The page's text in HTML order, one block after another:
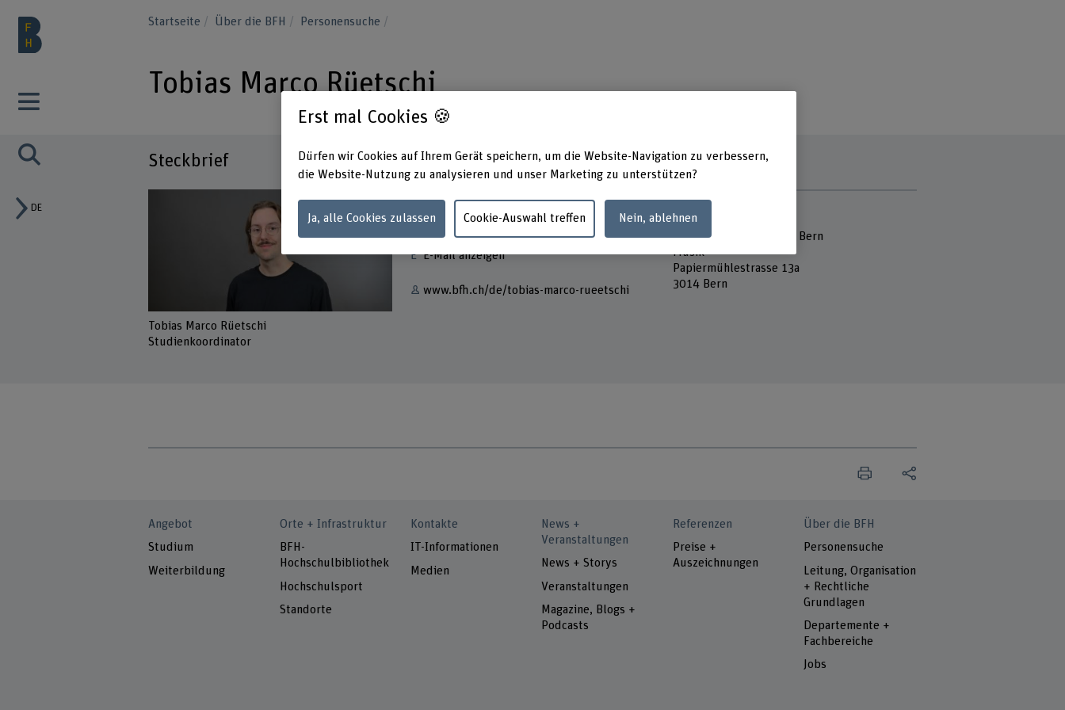
DE
Startseite Über die BFH Personensuche
Tobias Marco Rüetschi
Steckbrief
Tobias Marco Rüetschi
Studienkoordinator
Kontakt
E-Mail anzeigen
www.bfh.ch/de/tobias-marco-rueetschi
Adresse
Berner Fachhochschule
Hochschule der Künste Bern
Musik
Papiermühlestrasse 13a
3014 Bern
Angebot
Studium
Weiterbildung
Orte + Infrastruktur
BFH-
Hochschulbibliothek
Hochschulsport
Standorte
Kontakte
IT-Informationen
Medien
News +
Veranstaltungen
News + Storys
Veranstaltungen
Magazine, Blogs +
Podcasts
Referenzen
Preise +
Auszeichnungen
Über die BFH
Personensuche
Leitung, Organisation
+ Rechtliche
Grundlagen
Departemente +
Fachbereiche
Jobs
Erst mal Cookies 🍪
Dürfen wir Cookies auf Ihrem Gerät speichern, um die Website-Navigation zu verbessern,
die Website-Nutzung zu analysieren und unser Marketing zu unterstützen?
Ja, alle Cookies zulassen Cookie-Auswahl treffen Nein, ablehnen